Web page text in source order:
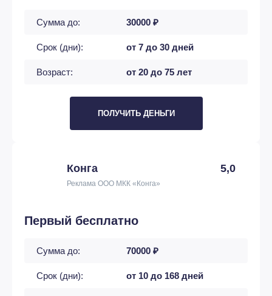
Сумма до: 30000 ₽
Срок (дни): от 7 до 30 дней
Возраст: от 20 до 75 лет
ПОЛУЧИТЬ ДЕНЬГИ
Конга 5,0
Реклама ООО МКК «Конга»
Первый бесплатно
Сумма до: 70000 ₽
Срок (дни): от 10 до 168 дней